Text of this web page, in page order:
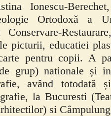
Ionescu-
Ortodoxă a
Conservare-
picturii, educatiei
pentru copii. A
grup) nationale și
având totodată
la Bucuresti
si